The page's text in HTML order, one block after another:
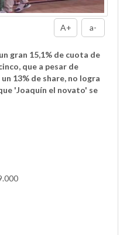
A+ a-
gran 15,1% de cuota de
que a pesar de
13% de share, no logra
'Joaquín el novato' se